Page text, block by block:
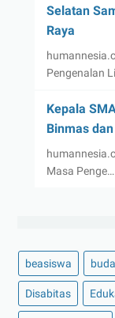
Selatan
Raya
Pengenalan
Kepala
Binmas
Masa Penge…
beasiswa
Disabitas